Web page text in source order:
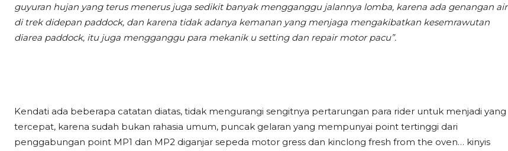
guyuran hujan yang terus menerus juga sedikit banyak mengganggu jalannya lomba, karena ada genangan air
di trek didepan paddock, dan karena tidak adanya kemanan yang menjaga mengakibatkan kesemrawutan
diarea paddock, itu juga mengganggu para mekanik u setting dan repair motor pacu”.
Kendati ada beberapa catatan diatas, tidak mengurangi sengitnya pertarungan para rider untuk menjadi yang
tercepat, karena sudah bukan rahasia umum, puncak gelaran yang mempunyai point tertinggi dari
penggabungan point MP1 dan MP2 diganjar sepeda motor gress dan kinclong fresh from the oven… kinyis